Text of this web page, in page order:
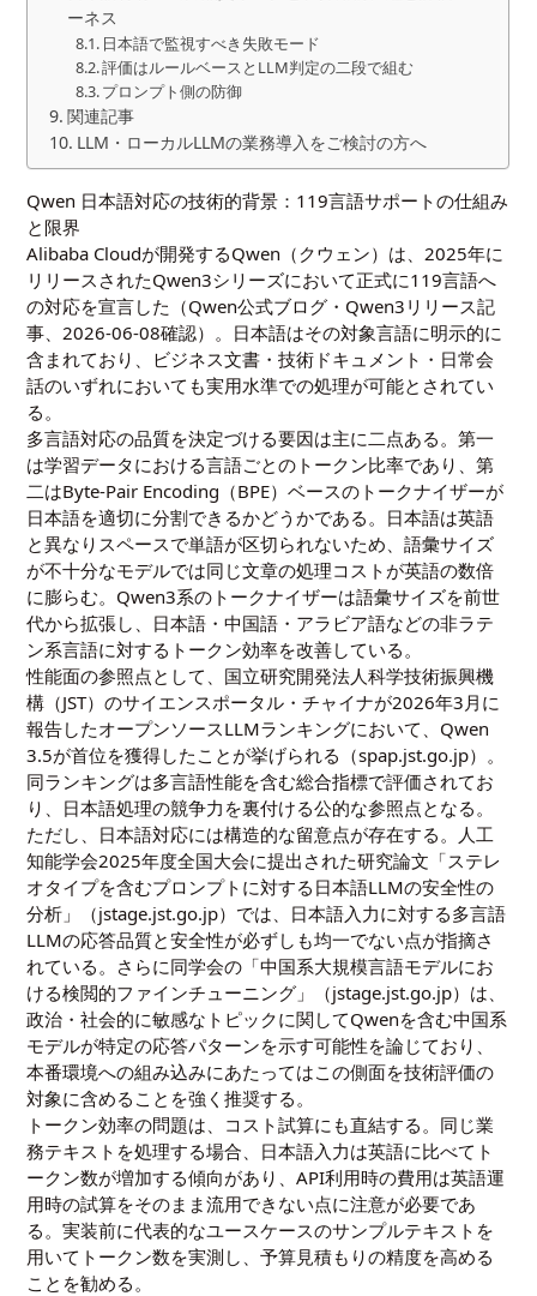
ーネス
日本語で監視すべき失敗モード
評価はルールベースとLLM判定の二段で組む
プロンプト側の防御
関連記事
LLM・ローカルLLMの業務導入をご検討の方へ
Qwen 日本語対応の技術的背景：119言語サポートの仕組み
と限界
Alibaba Cloudが開発するQwen（クウェン）は、2025年に
リリースされたQwen3シリーズにおいて正式に119言語へ
の対応を宣言した（Qwen公式ブログ・Qwen3リリース記
事 、2026-06-08確認）。日本語はその対象言語に明示的に
含まれており、ビジネス文書・技術ドキュメント・日常会
話のいずれにおいても実用水準での処理が可能とされてい
る。
多言語対応の品質を決定づける要因は主に二点ある。第一
は学習データにおける言語ごとのトークン比率であり、第
二はByte-Pair Encoding（BPE）ベースのトークナイザーが
日本語を適切に分割できるかどうかである。日本語は英語
と異なりスペースで単語が区切られないため、語彙サイズ
が不十分なモデルでは同じ文章の処理コストが英語の数倍
に膨らむ。Qwen3系のトークナイザーは語彙サイズを前世
代から拡張し、日本語・中国語・アラビア語などの非ラテ
ン系言語に対するトークン効率を改善している。
性能面の参照点として、国立研究開発法人科学技術振興機
構（JST）のサイエンスポータル・チャイナが2026年3月に
報告したオープンソースLLMランキングにおいて、Qwen
3.5が首位を獲得したことが挙げられる（spap.jst.go.jp）。
同ランキングは多言語性能を含む総合指標で評価されてお
り、日本語処理の競争力を裏付ける公的な参照点となる。
ただし、日本語対応には構造的な留意点が存在する。人工
知能学会2025年度全国大会に提出された研究論文「ステレ
オタイプを含むプロンプトに対する日本語LLMの安全性の
分析」（jstage.jst.go.jp）では、日本語入力に対する多言語
LLMの応答品質と安全性が必ずしも均一でない点が指摘さ
れている。さらに同学会の「中国系大規模言語モデルにお
ける検閲的ファインチューニング」（jstage.jst.go.jp）は、
政治・社会的に敏感なトピックに関してQwenを含む中国系
モデルが特定の応答パターンを示す可能性を論じており、
本番環境への組み込みにあたってはこの側面を技術評価の
対象に含めることを強く推奨する。
トークン効率の問題は、コスト試算にも直結する。同じ業
務テキストを処理する場合、日本語入力は英語に比べてト
ークン数が増加する傾向があり、API利用時の費用は英語運
用時の試算をそのまま流用できない点に注意が必要であ
る。実装前に代表的なユースケースのサンプルテキストを
用いてトークン数を実測し、予算見積もりの精度を高める
ことを勧める。